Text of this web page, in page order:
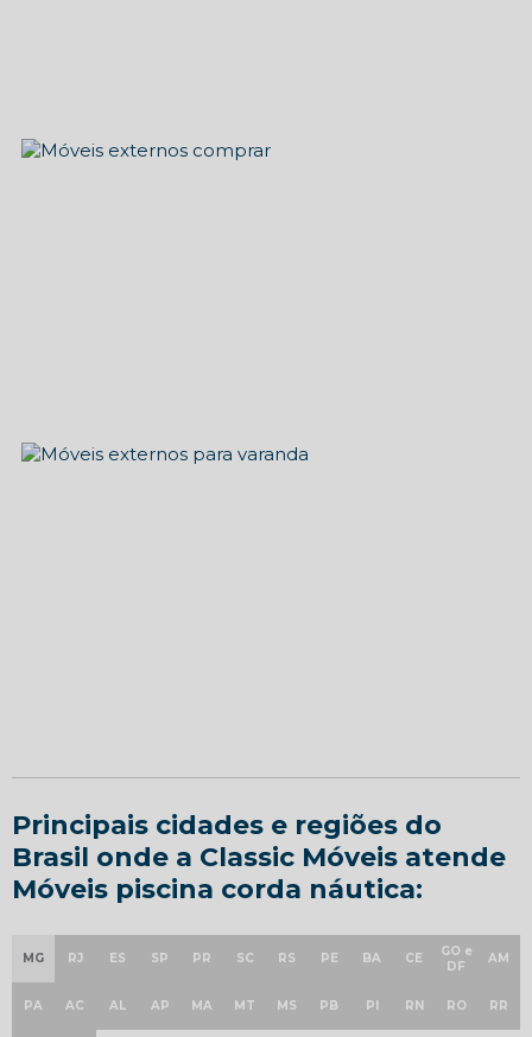
Principais cidades e regiões do
Brasil onde a Classic Móveis atende
Móveis piscina corda náutica:
MG RJ ES SP PR SC RS PE BA CE
GO e
DF
AM
PA AC AL AP MA MT MS PB PI RN RO RR